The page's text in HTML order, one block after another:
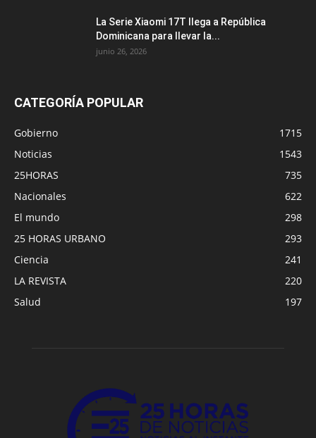
La Serie Xiaomi 17T llega a República
Dominicana para llevar la...
junio 26, 2026
CATEGORÍA POPULAR
Gobierno
1715
Noticias
1543
25HORAS
735
Nacionales
622
El mundo
298
25 HORAS URBANO
293
Ciencia
241
LA REVISTA
220
Salud
197